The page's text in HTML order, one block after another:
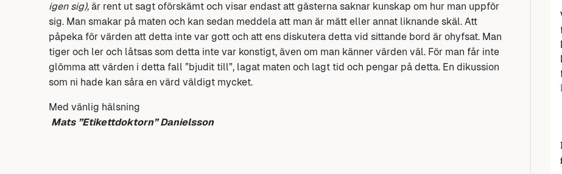
igen sig), är rent ut sagt oförskämt och visar endast att gästerna saknar kunskap om hur man uppför
sig. Man smakar på maten och kan sedan meddela att man är mätt eller annat liknande skäl. Att
påpeka för värden att detta inte var gott och att ens diskutera detta vid sittande bord är ohyfsat. Man
tiger och ler och låtsas som detta inte var konstigt, även om man känner värden väl. För man får inte
glömma att värden i detta fall ”bjudit till”, lagat maten och lagt tid och pengar på detta. En dikussion
som ni hade kan såra en värd väldigt mycket.
Med vänlig hälsning
Mats ”Etikettdoktorn” Danielsson